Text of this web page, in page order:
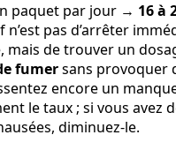
paquet par jour → 16 à
n’est pas d’arrêter
mais de trouver un
fumersans provoquer
encore un
le taux ; si vous avez
diminuez-le.